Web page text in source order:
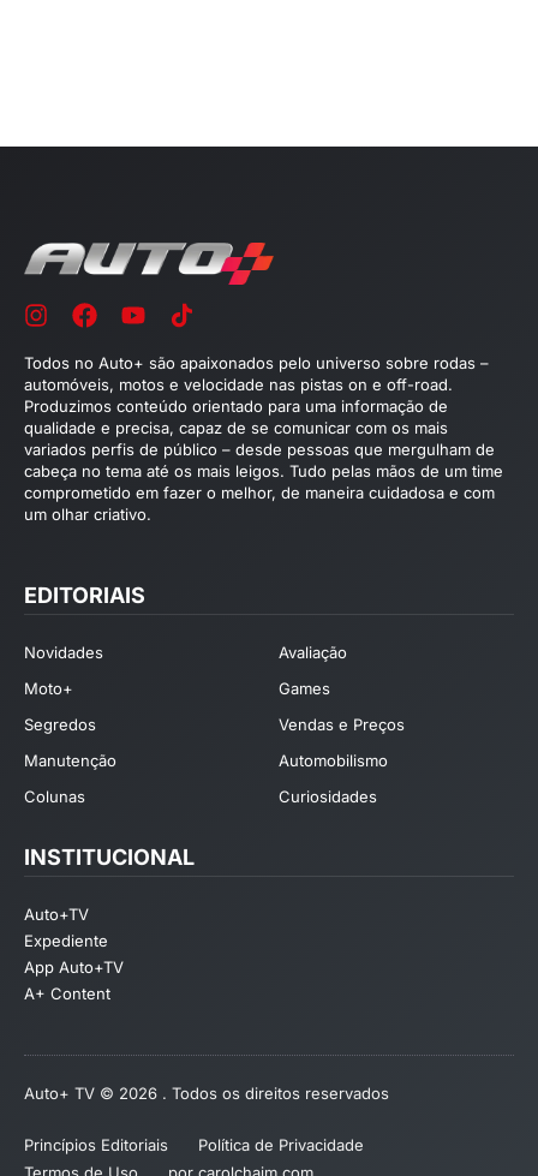
Todos no Auto+ são apaixonados pelo universo sobre rodas –
automóveis, motos e velocidade nas pistas on e off-road.
Produzimos conteúdo orientado para uma informação de
qualidade e precisa, capaz de se comunicar com os mais
variados perfis de público – desde pessoas que mergulham de
cabeça no tema até os mais leigos. Tudo pelas mãos de um time
comprometido em fazer o melhor, de maneira cuidadosa e com
um olhar criativo.
EDITORIAIS
Novidades
Avaliação
Moto+
Games
Segredos
Vendas e Preços
Manutenção
Automobilismo
Colunas
Curiosidades
INSTITUCIONAL
Auto+TV
Expediente
App Auto+TV
A+ Content
Auto+ TV © 2026 . Todos os direitos reservados
Princípios Editoriais
Política de Privacidade
Termos de Uso
por carolchaim.com